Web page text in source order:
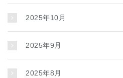
2025年10月
2025年9月
2025年8月